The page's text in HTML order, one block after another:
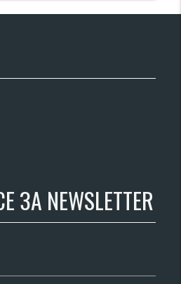
ЗА NEWSLETTER